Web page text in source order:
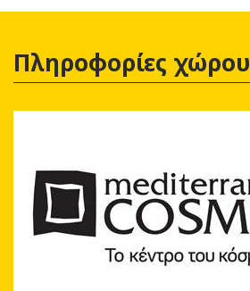
Πληροφορίες χώρου